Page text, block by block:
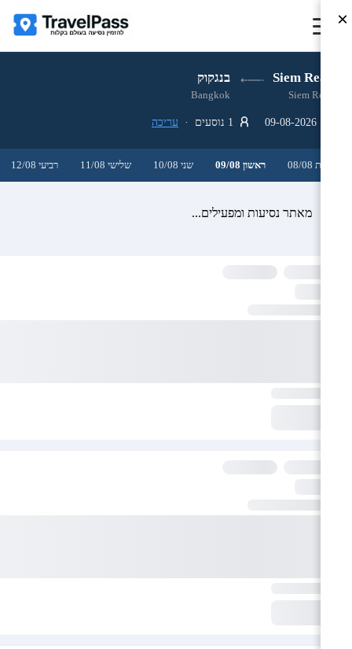
Siem Reap בנגקוק
Siem Reap
Bangkok
עריכה
שבת 08/08 ראשון 09/08 שני 10/08 שלישי 11/08 רביעי 12/08
מאתר נסיעות ומפעילים...
×